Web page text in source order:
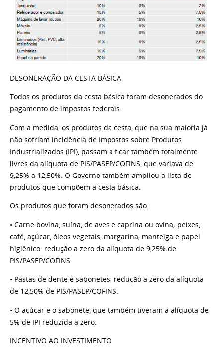
DESONERAÇÃO DA CESTA BÁSICA
Todos os produtos da cesta básica foram desonerados do
pagamento de impostos federais.
Com a medida, os produtos da cesta, que na sua maioria já
não sofriam incidência de Impostos sobre Produtos
Industrializados (IPI), passam a ficar também totalmente
livres da alíquota de PIS/PASEP/COFINS, que variava de
9,25% a 12,50%. O Governo também ampliou a lista de
produtos que compõem a cesta básica.
Os produtos que foram desonerados são:
• Carne bovina, suína, de aves e caprina ou ovina; peixes,
café, açúcar, óleos vegetais, margarina, manteiga e papel
higiênico: redução a zero da alíquota de 9,25% de
PIS/PASEP/COFINS.
• Pastas de dente e sabonetes: redução a zero da alíquota
de 12,50% de PIS/PASEP/COFINS.
• O açúcar e o sabonete, que também tiveram a alíquota de
5% de IPI reduzida a zero.
INCENTIVO AO INVESTIMENTO